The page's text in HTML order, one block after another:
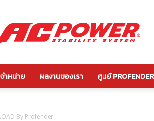
ำหน่าย ผลงานของเรา ศูนย์ PROFENDER
By Profender